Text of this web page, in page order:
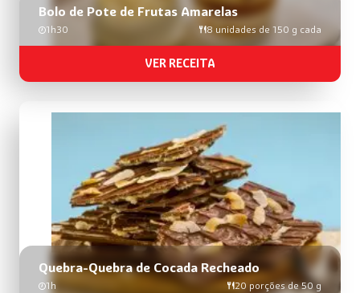
Bolo de Pote de Frutas Amarelas
1h30 8 unidades de 150 g cada
VER RECEITA
Quebra-Quebra de Cocada Recheado
1h 20 porções de 50 g